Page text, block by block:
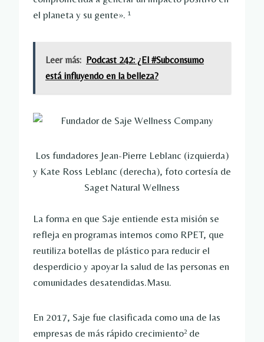
el planeta y su gente». ¹
Leer más: Podcast 242: ¿El #Subconsumo
está influyendo en la belleza?
Los fundadores Jean-Pierre Leblanc (izquierda)
y Kate Ross Leblanc (derecha), foto cortesía de
Saget Natural Wellness
La forma en que Saje entiende esta misión se
refleja en programas internos como RPET, que
reutiliza botellas de plástico para reducir el
desperdicio y apoyar la salud de las personas en
comunidades desatendidas.Masu.
En 2017, Saje fue clasificada como una de las
empresas de más rápido crecimiento² de